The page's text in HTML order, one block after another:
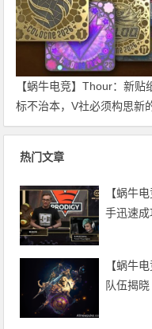
【蜗牛电竞】Thour：新贴
标不治本，V社必须构思新
囊替代方案【EV扑克小游
热门文章
【蜗牛
手迅速成
【蜗牛
队伍揭晓